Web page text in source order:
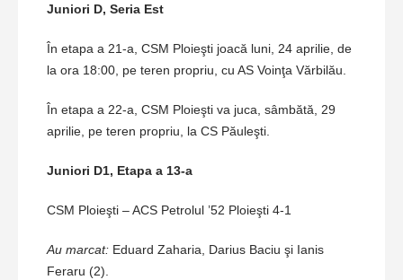
Juniori D, Seria Est
În etapa a 21-a, CSM Ploieşti joacă luni, 24 aprilie, de
la ora 18:00, pe teren propriu, cu AS Voinţa Vărbilău.
În etapa a 22-a, CSM Ploieşti va juca, sâmbătă, 29
aprilie, pe teren propriu, la CS Păuleşti.
Juniori D1, Etapa a 13-a
CSM Ploieşti – ACS Petrolul ’52 Ploieşti 4-1
Au marcat: Eduard Zaharia, Darius Baciu şi Ianis
Feraru (2).